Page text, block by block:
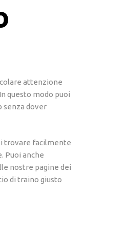
attenzione
questo modo puoi
senza dover
trovare facilmente
Puoi anche
nostre pagine dei
di traino giusto